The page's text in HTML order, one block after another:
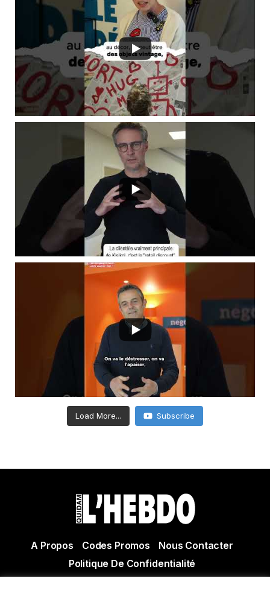
Load More... Subscribe
A Propos Codes Promos
Nous Contacter
Politique De Confidentialité